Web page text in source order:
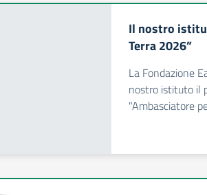
Il nostro
Terra 2026”
La Fondazione
nostro istituto il
"Ambasciatore